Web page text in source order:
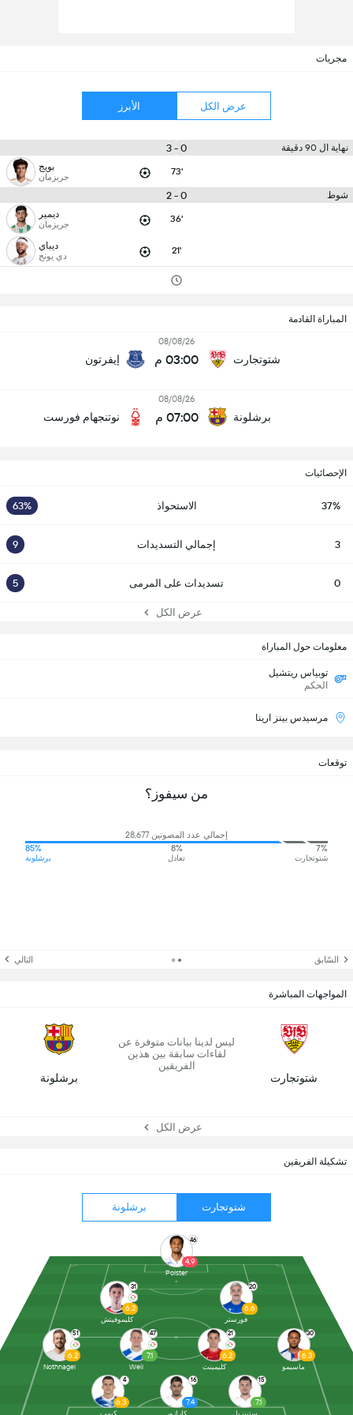
مجريات
عرض الكل الأبرز
نهاية ال 90 دقيقة 0 - 3
73' بويج
جريزمان
شوط 0 - 2
36' ديمير
جريزمان
21' ديباي
دي يونج
المباراة القادمة
شتوتجارت
08/08/26
03:00 م إيفرتون
برشلونة
08/08/26
07:00 م نوتنجهام فورست
الإحصائيات
37% الاستحواذ 63%
3 إجمالي التسديدات 9
0 تسديدات على المرمى 5
عرض الكل
تشكيلة الفريقين
شتوتجارت برشلونة
4
6.3
كيمب
16
7.4
كارازور
15
7.1
ستينزيل
51
6.2
Nothnagel
47
7.1
Weil
21
6.2
كليمينت
30
6.3
ماسيمو
31
6.2
كليموفيتش
20
6.6
فورستر
46
4.9
Polster
معلومات حول المباراة
توبياس ريتشيل
الحكم
مرسيدس بينز ارينا
توقعات
من سيفوز؟
إجمالي عدد المصوتين 28,677
7%
شتوتجارت
8%
تعادل
85%
برشلونة
السّابق التالي
المواجهات المباشرة
شتوتجارت
ليس لدينا بيانات متوفرة عن
لقاءات سابقة بين هذين
الفريقين
برشلونة
عرض الكل